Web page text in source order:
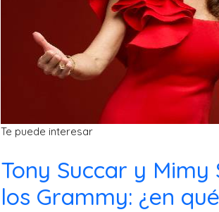
Te puede interesar
Tony Succar y
los Grammy: ¿en